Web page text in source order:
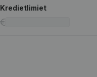
Kredietlimiet